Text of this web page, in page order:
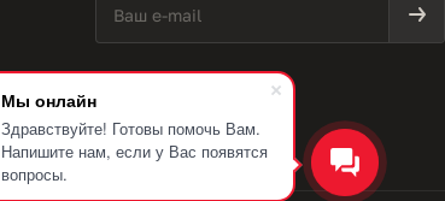
Мы онлайн
Здравствуйте! Готовы помочь Вам.
Напишите нам, если у Вас появятся
вопросы.